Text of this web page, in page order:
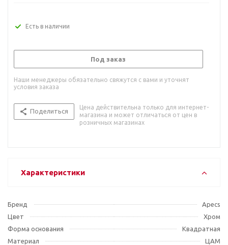
Есть в наличии
Под заказ
Наши менеджеры обязательно свяжутся с вами и уточнят
условия заказа
Поделиться
Цена действительна только для интернет-
магазина и может отличаться от цен в
розничных магазинах
Характеристики
Бренд
Apecs
Цвет
Хром
Форма основания
Квадратная
Материал
ЦАМ